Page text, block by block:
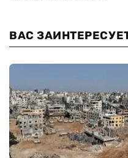
ВАС